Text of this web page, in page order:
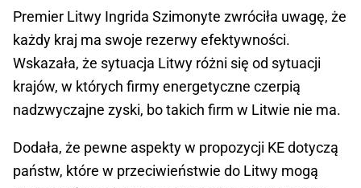
Premier Litwy Ingrida Szimonyte zwróciła uwagę, że
każdy kraj ma swoje rezerwy efektywności.
Wskazała, że sytuacja Litwy różni się od sytuacji
krajów, w których firmy energetyczne czerpią
nadzwyczajne zyski, bo takich firm w Litwie nie ma.
Dodała, że pewne aspekty w propozycji KE dotyczą
państw, które w przeciwieństwie do Litwy mogą